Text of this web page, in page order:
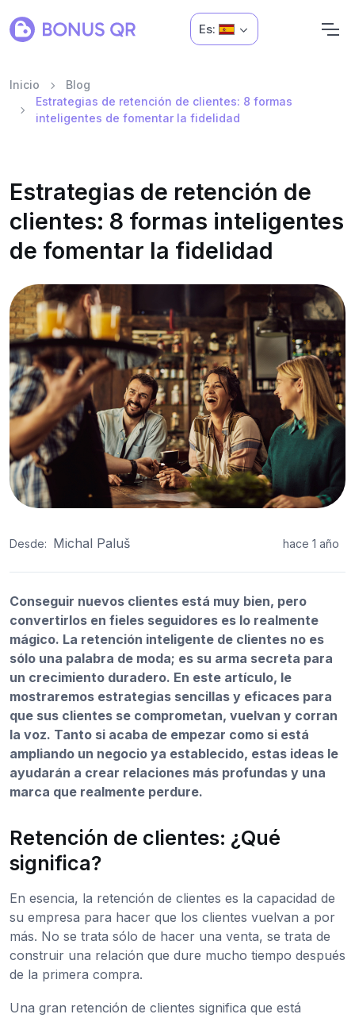
Es:
Inicio
Blog
Estrategias de retención de clientes: 8 formas
inteligentes de fomentar la fidelidad
Estrategias de retención de
clientes: 8 formas inteligentes
de fomentar la fidelidad
Desde: Michal Paluš hace 1 año
Conseguir nuevos clientes está muy bien, pero
convertirlos en fieles seguidores es lo realmente
mágico. La retención inteligente de clientes no es
sólo una palabra de moda; es su arma secreta para
un crecimiento duradero. En este artículo, le
mostraremos estrategias sencillas y eficaces para
que sus clientes se comprometan, vuelvan y corran
la voz. Tanto si acaba de empezar como si está
ampliando un negocio ya establecido, estas ideas le
ayudarán a crear relaciones más profundas y una
marca que realmente perdure.
Retención de clientes: ¿Qué
significa?
En esencia, la retención de clientes es la capacidad de
su empresa para hacer que los clientes vuelvan a por
más. No se trata sólo de hacer una venta, se trata de
construir una relación que dure mucho tiempo después
de la primera compra.
Una gran retención de clientes significa que está